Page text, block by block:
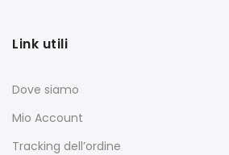
Link utili
Dove siamo
Mio Account
Tracking dell’ordine